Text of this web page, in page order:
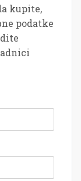
kupite,
podatke